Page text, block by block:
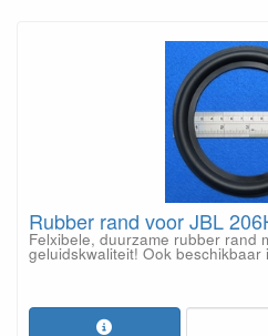
Rubber rand voor JBL
Felxibele, duurzame rubber rand
geluidskwaliteit! Ook beschikbaar